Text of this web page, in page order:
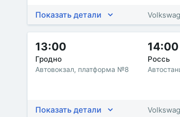
Показать детали
13:00
Гродно
Автовокзал, платформа №8
14:00
Россь
Показать детали